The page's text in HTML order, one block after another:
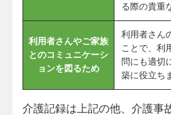
る際の貴重
利用者さんやご家族
とのコミュニケーシ
ョンを図るため
利用者さん
ことで、利
問にも適切
築に役立ち
介護記録は上記の他、介護事